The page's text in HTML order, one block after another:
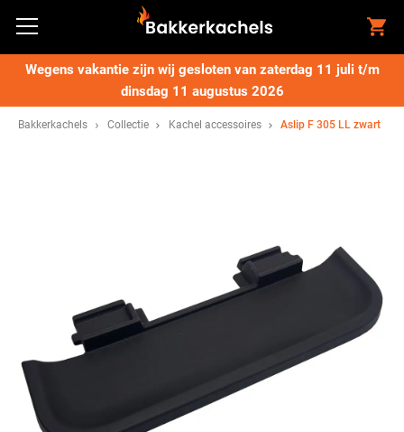
Wegens vakantie zijn wij gesloten van zaterdag 11 juli t/m
dinsdag 11 augustus 2026
Bakkerkachels Collectie Kachel accessoires Aslip F 305 LL zwart